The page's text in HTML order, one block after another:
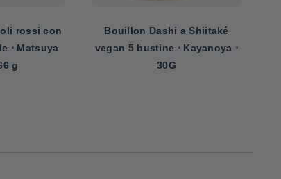
rossi con
⋅ Matsuya
g
Bouillon Dashi a Shiitaké
vegan 5 bustine ⋅ Kayanoya ⋅
30G